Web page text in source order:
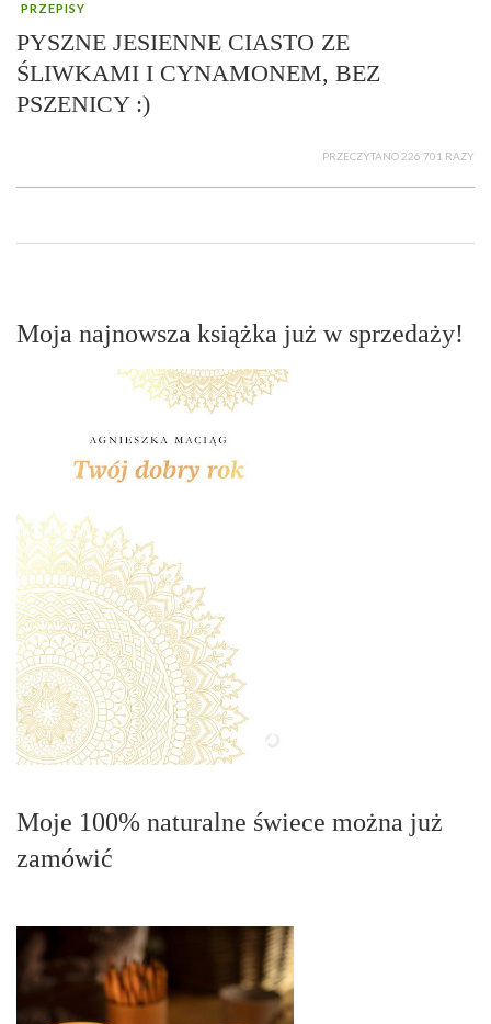
PRZEPISY
PYSZNE JESIENNE CIASTO ZE
ŚLIWKAMI I CYNAMONEM, BEZ
PSZENICY :)
PRZECZYTANO 226 701 RAZY
Moja najnowsza książka już w sprzedaży!
Moje 100% naturalne świece można już
zamówić